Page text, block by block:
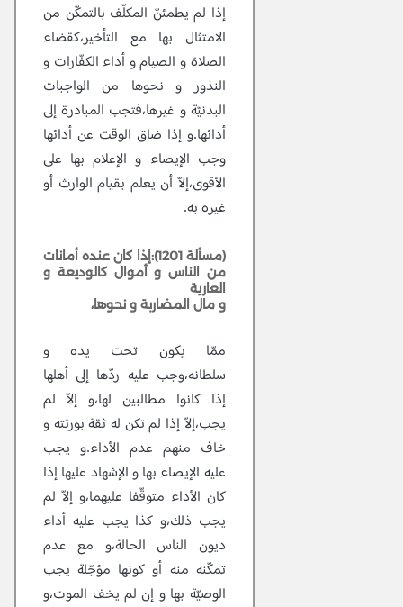
إذا لم يطمئنّ المكلّف بالتمكّن من
الامتثال بها مع التأخير،كقضاء
الصلاة و الصيام و أداء الكفّارات و
النذور و نحوها من الواجبات
البدنيّة و غيرها،فتجب المبادرة إلى
أدائها.و إذا ضاق الوقت عن أدائها
وجب الإيصاء و الإعلام بها على
الأقوى،إلاّ أن يعلم بقيام الوارث أو
غيره به.
(مسألة 1201):إذا كان عنده أمانات
من الناس و أموال كالوديعة و
العارية
و مال المضاربة و نحوها،
ممّا يكون تحت يده و
سلطانه،وجب عليه ردّها إلى أهلها
إذا كانوا مطالبين لها،و إلاّ لم
يجب،إلاّ إذا لم تكن له ثقة بورثته و
خاف منهم عدم الأداء.و يجب
عليه الإيصاء بها و الإشهاد عليها إذا
كان الأداء متوقّفا عليهما،و إلاّ لم
يجب ذلك،و كذا يجب عليه أداء
ديون الناس الحالة،و مع عدم
تمكّنه منه أو كونها مؤجّلة يجب
الوصيّة بها و إن لم يخف الموت،و